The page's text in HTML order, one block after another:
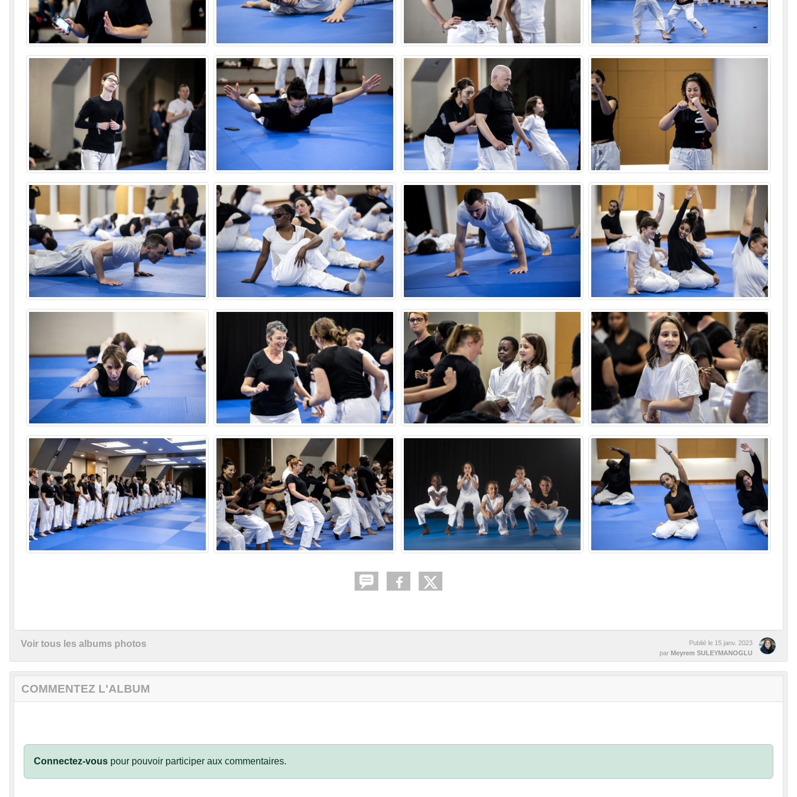
Voir tous les albums photos Publié le 15 janv. 2023
par Meyrem SULEYMANOGLU
COMMENTEZ L'ALBUM
Connectez-vous pour pouvoir participer aux commentaires.